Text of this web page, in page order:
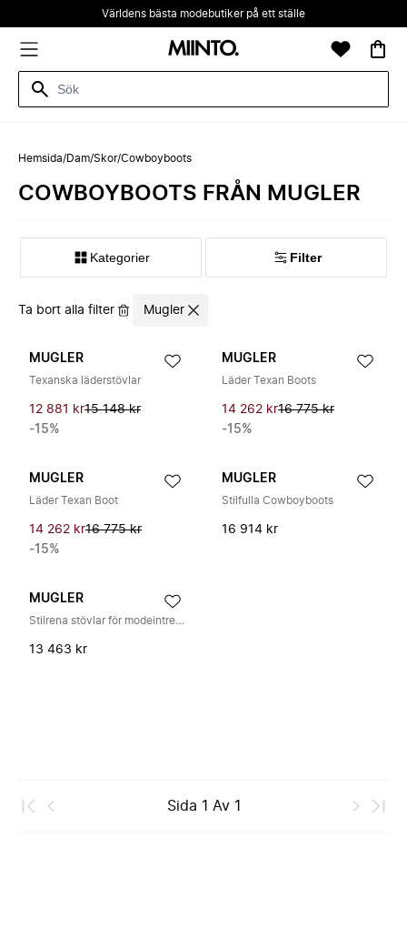
Världens bästa modebutiker på ett ställe
Hemsida/Dam/Skor/Cowboyboots
COWBOYBOOTS FRÅN MUGLER
Kategorier Filter
Ta bort alla filter Mugler
MUGLER
Texanska läderstövlar
12 881 kr15 148 kr
-15%
MUGLER
Läder Texan Boots
14 262 kr16 775 kr
-15%
MUGLER
Läder Texan Boot
14 262 kr16 775 kr
-15%
MUGLER
Stilfulla Cowboyboots
16 914 kr
MUGLER
Stilrena stövlar för modeintresserade individer
13 463 kr
Sida 1 Av 1